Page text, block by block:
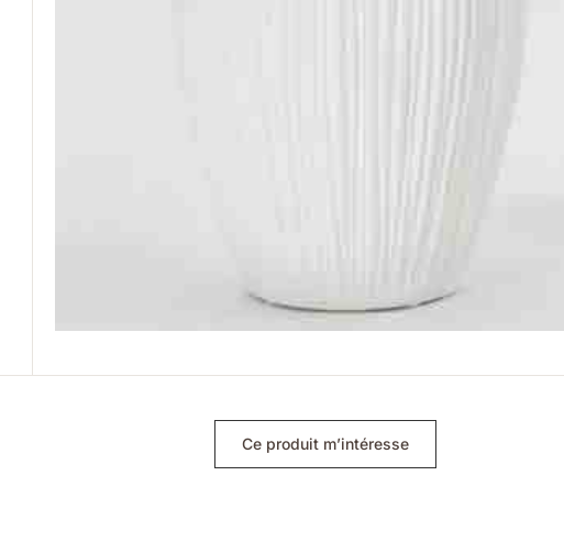
Ce produit m’intéresse